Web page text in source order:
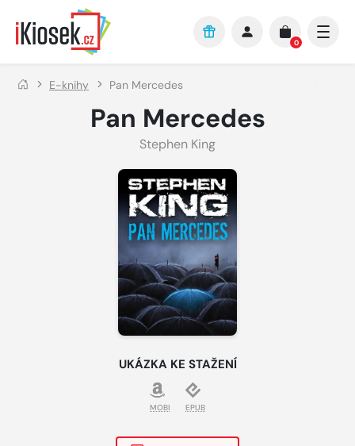
Přejít na hlavní obsah
0
E-knihy Pan Mercedes
Pan Mercedes
Stephen King
UKÁZKA KE STAŽENÍ
MOBI EPUB